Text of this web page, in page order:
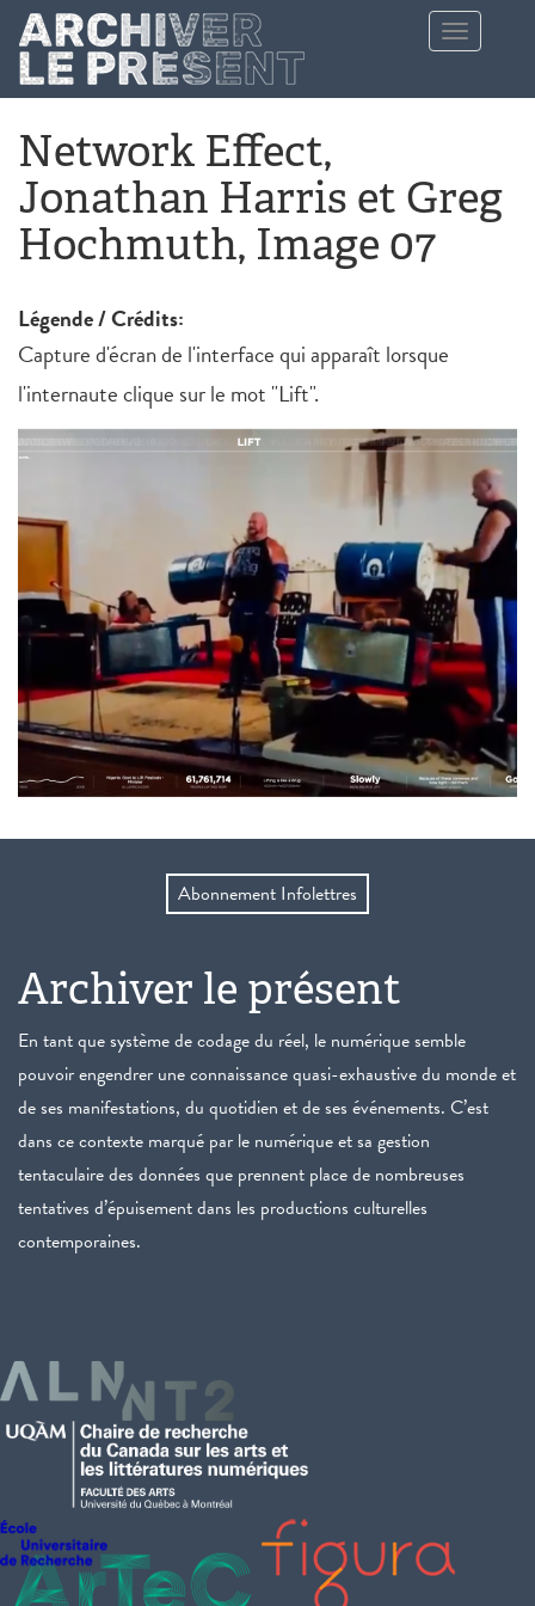
Aller au contenu principal
Toggle
navigation
Network Effect,
Jonathan Harris et Greg
Hochmuth, Image 07
Légende / Crédits:
Capture d'écran de l'interface qui apparaît lorsque
l'internaute clique sur le mot "Lift".
Abonnement Infolettres
Archiver le présent
En tant que système de codage du réel, le numérique semble
pouvoir engendrer une connaissance quasi-exhaustive du monde et
de ses manifestations, du quotidien et de ses événements. C’est
dans ce contexte marqué par le numérique et sa gestion
tentaculaire des données que prennent place de nombreuses
tentatives d’épuisement dans les productions culturelles
contemporaines.